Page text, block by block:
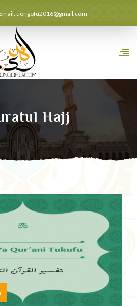
uongofu2016@gmail.com
Hajj